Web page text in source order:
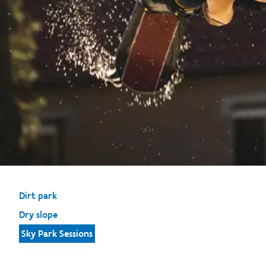
Dirt park
Dry slope
Sky Park Sessions